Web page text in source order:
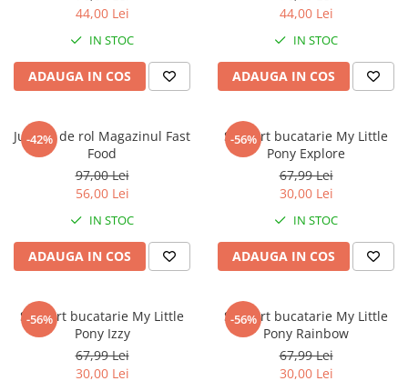
Peppa Pig
Star Wars
Real Madrid
R-Walker
Baby Shark
Marvel
Testoasele Ninja
PJ Masks
Disney
Frozen Disney
Printesele Disney
Barbie
Disney
Harry Potter
Mickey Mouse Disney
Baby Shark
Trolls
Pokemon
SuperZings
Bing
Skateboard
Vehicule
Corturi si casute copii
Sporturi de interior
44,00 Lei
IN STOC
ADAUGA IN COS
44,00 Lei
IN STOC
ADAUGA IN COS
-42%
Jucarie de rol Magazinul Fast
Food
97,00 Lei
56,00 Lei
IN STOC
ADAUGA IN COS
-56%
Set sort bucatarie My Little
Pony Explore
67,99 Lei
30,00 Lei
IN STOC
ADAUGA IN COS
-56%
Set sort bucatarie My Little
Pony Izzy
67,99 Lei
30,00 Lei
-56%
Set sort bucatarie My Little
Pony Rainbow
67,99 Lei
30,00 Lei